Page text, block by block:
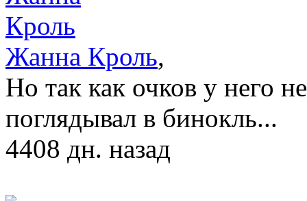
Жанна Кроль,
Но так как очков у него
поглядывал в бинокль...
4408 дн. назад